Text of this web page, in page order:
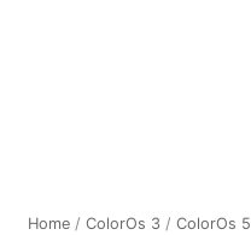
Home /ColorOs 3 /ColorOs 5